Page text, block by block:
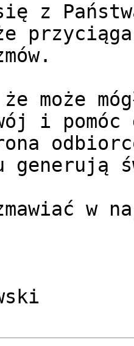
się z
może
i
generują
w